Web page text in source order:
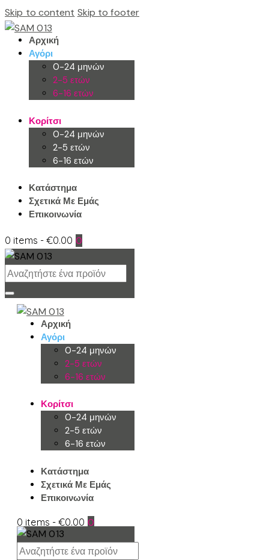
Skip to content Skip to footer
Αρχική
Αγόρι
0-24 μηνών
2-5 ετών
6-16 ετών
Κορίτσι
0-24 μηνών
2-5 ετών
6-16 ετών
Κατάστημα
Σχετικά Με Εμάς
Επικοινωνία
0 items -€0.00 0
Αρχική
Αγόρι
0-24 μηνών
2-5 ετών
6-16 ετών
Κορίτσι
0-24 μηνών
2-5 ετών
6-16 ετών
Κατάστημα
Σχετικά Με Εμάς
Επικοινωνία
0 items -€0.00 0